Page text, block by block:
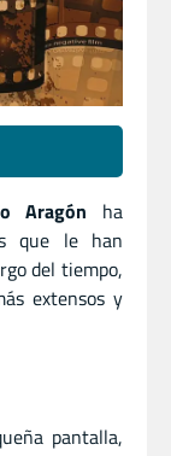
Aragón ha
que le han
del tiempo,
extensos y
pantalla,